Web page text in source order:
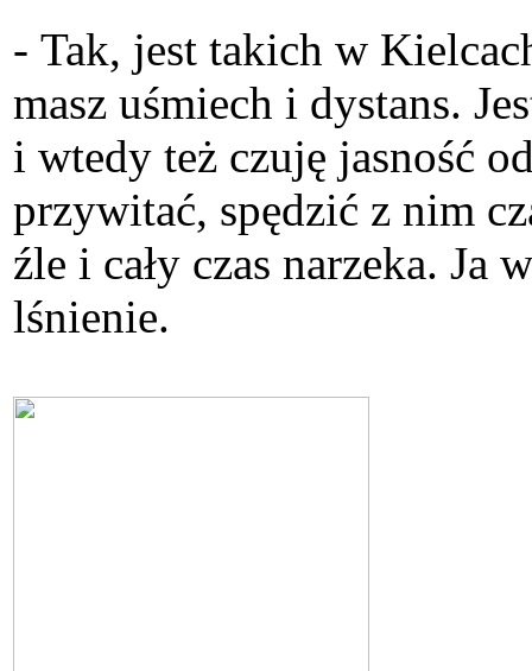
- Tak, jest takich w
masz uśmiech i dystans.
i wtedy też czuję jasność
przywitać, spędzić z nim
źle i cały czas narzeka.
lśnienie.